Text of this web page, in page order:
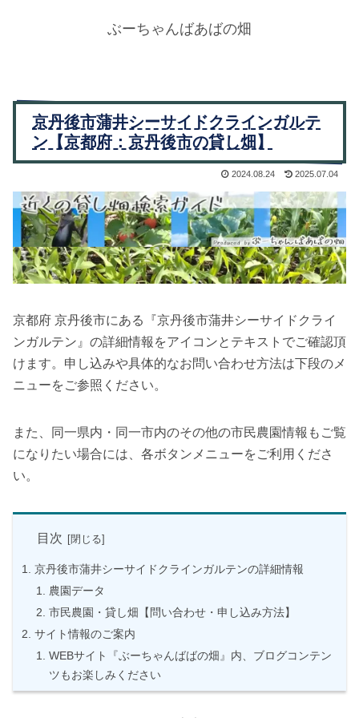
ぶーちゃんばあばの畑
京丹後市蒲井シーサイドクラインガルテ
ン【京都府：京丹後市の貸し畑】
2024.08.24 2025.07.04
京都府 京丹後市にある『京丹後市蒲井シーサイドクライ
ンガルテン』の詳細情報をアイコンとテキストでご確認頂
けます。申し込みや具体的なお問い合わせ方法は下段のメ
ニューをご参照ください。
また、同一県内・同一市内のその他の市民農園情報もご覧
になりたい場合には、各ボタンメニューをご利用くださ
い。
目次
京丹後市蒲井シーサイドクラインガルテンの詳細情報
農園データ
市民農園・貸し畑【問い合わせ・申し込み方法】
サイト情報のご案内
WEBサイト『ぶーちゃんばばの畑』内、ブログコンテン
ツもお楽しみください